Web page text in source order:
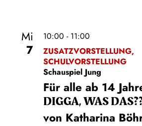
Mi
7
10:00 - 11:00
ZUSATZVORSTELLUNG,
SCHULVORSTELLUNG
Schauspiel Jung
Für alle ab 14
DIGGA, WAS
von Katharina